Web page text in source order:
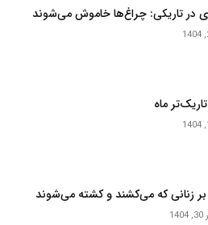
در تاریکی: چراغ‌ها خاموش می‌شوند
ماه
بر زنانی که می‌کشند و کشته می‌شوند